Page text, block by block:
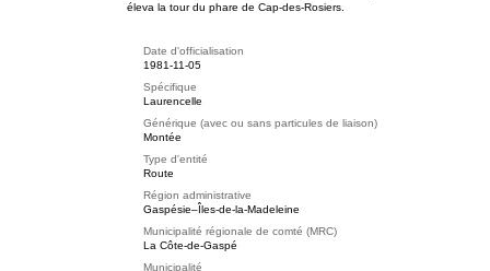
éleva la tour du phare de Cap-des-Rosiers.
Date d'officialisation
1981-11-05
Spécifique
Laurencelle
Générique (avec ou sans particules de liaison)
Montée
Type d'entité
Route
Région administrative
Gaspésie–Îles-de-la-Madeleine
Municipalité régionale de comté (MRC)
La Côte-de-Gaspé
Municipalité